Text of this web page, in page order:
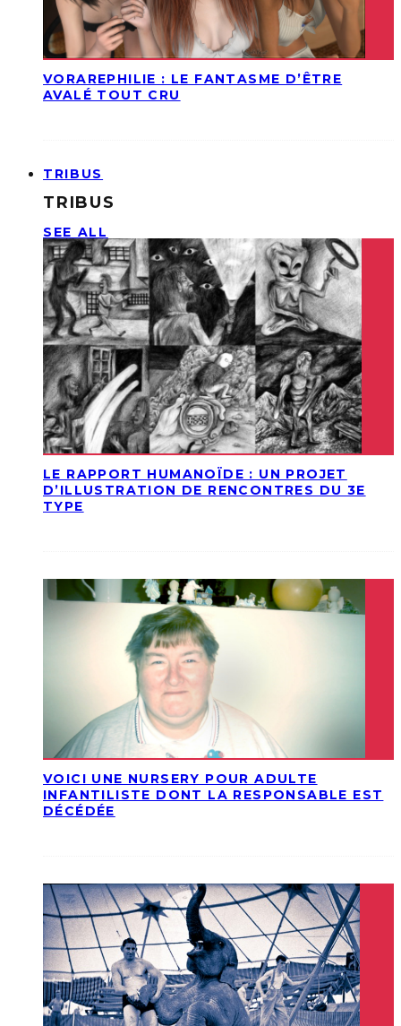
VORAREPHILIE : LE FANTASME D’ÊTRE
AVALÉ TOUT CRU
TRIBUS
TRIBUS
SEE ALL
LE RAPPORT HUMANOÏDE : UN PROJET
D’ILLUSTRATION DE RENCONTRES DU 3E
TYPE
VOICI UNE NURSERY POUR ADULTE
INFANTILISTE DONT LA RESPONSABLE EST
DÉCÉDÉE